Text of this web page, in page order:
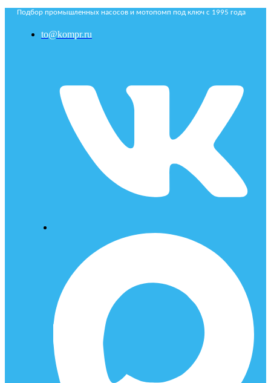
Подбор промышленных насосов и мотопомп под ключ с 1995 года
to@kompr.ru